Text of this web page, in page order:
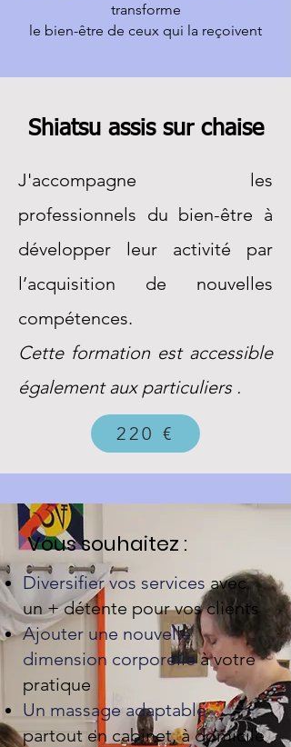
transforme
le bien-être de ceux qui la reçoivent
Shiatsu assis sur chaise
J'accompagne les
professionnels du bien-être à
développer leur activité par
l’acquisition de nouvelles
compétences.
Cette formation est accessible
également aux particuliers .
220 €
Vous souhaitez :
Diversifier vos services avec
un + détente pour vos clients
Ajouter une nouvelle
dimension corporelleà votre
pratique
Un massage adaptable
partout en cabinet, à domicile